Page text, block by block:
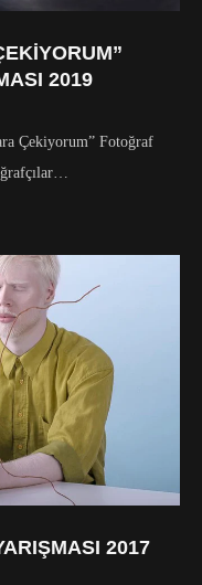
2019
Çekiyorum” Fotoğraf
2017